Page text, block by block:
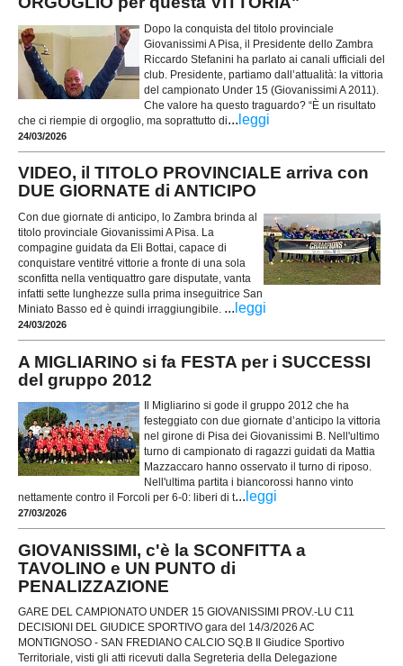
Dopo la conquista del titolo provinciale
Giovanissimi A Pisa, il Presidente dello Zambra
Riccardo Stefanini ha parlato ai canali ufficiali del
club. Presidente, partiamo dall’attualità: la vittoria
del campionato Under 15 (Giovanissimi A 2011).
Che valore ha questo traguardo? “È un risultato
che ci riempie di orgoglio, ma soprattutto di... leggi
24/03/2026
VIDEO, il TITOLO PROVINCIALE arriva con
DUE GIORNATE di ANTICIPO
Con due giornate di anticipo, lo Zambra brinda al
titolo provinciale Giovanissimi A Pisa. La
compagine guidata da Eli Bottai, capace di
conquistare ventitré vittorie a fronte di una sola
sconfitta nella ventiquattro gare disputate, vanta
infatti sette lunghezze sulla prima inseguitrice San
Miniato Basso ed è quindi irraggiungibile. ... leggi
24/03/2026
A MIGLIARINO si fa FESTA per i SUCCESSI
del gruppo 2012
Il Migliarino si gode il gruppo 2012 che ha
festeggiato con due giornate d’anticipo la vittoria
nel girone di Pisa dei Giovanissimi B. Nell'ultimo
turno di campionato di ragazzi guidati da Mattia
Mazzaccaro hanno osservato il turno di riposo.
Nell'ultima partita i biancorossi hanno vinto
nettamente contro il Forcoli per 6-0: liberi di t... leggi
27/03/2026
GIOVANISSIMI, c'è la SCONFITTA a
TAVOLINO e UN PUNTO di
PENALIZZAZIONE
GARE DEL CAMPIONATO UNDER 15 GIOVANISSIMI PROV.-LU C11
DECISIONI DEL GIUDICE SPORTIVO gara del 14/3/2026 AC
MONTIGNOSO - SAN FREDIANO CALCIO SQ.B Il Giudice Sportivo
Territoriale, visti gli atti ricevuti dalla Segreteria della Delegazione